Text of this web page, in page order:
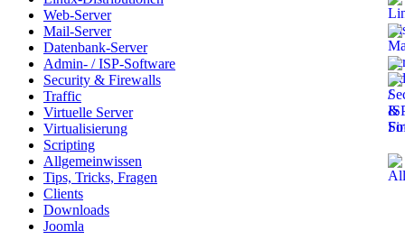
Web-Server
Mail-Server
Datenbank-Server
Admin- / ISP-Software
Security & Firewalls
Traffic
Virtuelle Server
Virtualisierung
Scripting
Allgemeinwissen
Tips, Tricks, Fragen
Clients
Downloads
Joomla